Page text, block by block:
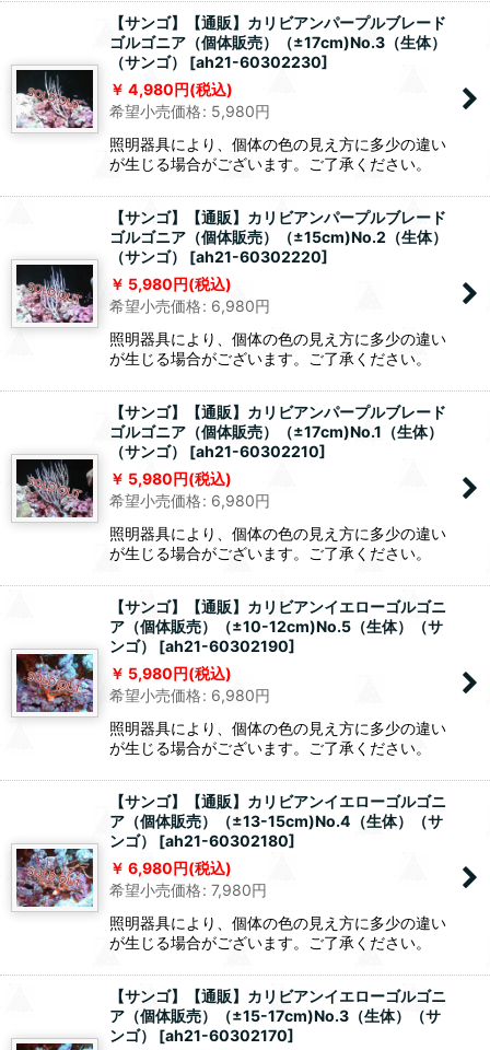
【サンゴ】【通販】カリビアンパープルブレード
ゴルゴニア（個体販売）（±17cm)No.3（生体）
（サンゴ）
[ah21-60302230]
4,980円(税込)
希望小売価格: 5,980円
照明器具により、個体の色の見え方に多少の違い
が生じる場合がございます。ご了承ください。
【サンゴ】【通販】カリビアンパープルブレード
ゴルゴニア（個体販売）（±15cm)No.2（生体）
（サンゴ）
[ah21-60302220]
5,980円(税込)
希望小売価格: 6,980円
照明器具により、個体の色の見え方に多少の違い
が生じる場合がございます。ご了承ください。
【サンゴ】【通販】カリビアンパープルブレード
ゴルゴニア（個体販売）（±17cm)No.1（生体）
（サンゴ）
[ah21-60302210]
5,980円(税込)
希望小売価格: 6,980円
照明器具により、個体の色の見え方に多少の違い
が生じる場合がございます。ご了承ください。
【サンゴ】【通販】カリビアンイエローゴルゴニ
ア（個体販売）（±10-12cm)No.5（生体）（サ
ンゴ）
[ah21-60302190]
5,980円(税込)
希望小売価格: 6,980円
照明器具により、個体の色の見え方に多少の違い
が生じる場合がございます。ご了承ください。
【サンゴ】【通販】カリビアンイエローゴルゴニ
ア（個体販売）（±13-15cm)No.4（生体）（サ
ンゴ）
[ah21-60302180]
6,980円(税込)
希望小売価格: 7,980円
照明器具により、個体の色の見え方に多少の違い
が生じる場合がございます。ご了承ください。
【サンゴ】【通販】カリビアンイエローゴルゴニ
ア（個体販売）（±15-17cm)No.3（生体）（サ
ンゴ）
[ah21-60302170]